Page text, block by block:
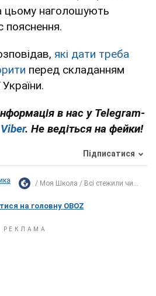
цьому наголошують
пояснення.
які дати треба
перед складанням
в нас у Telegram-
Viber. Не ведіться на фейки!
Підписатися
Моя Школа Всі стежили чи...
на головну OBOZ